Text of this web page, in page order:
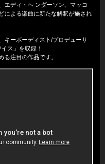
エディ・ヘ ンダーソン、マッコ
による楽曲に新たな解釈が施され
キーボーディスト/プロデューサ
ス」を収録！
注目の作品です。